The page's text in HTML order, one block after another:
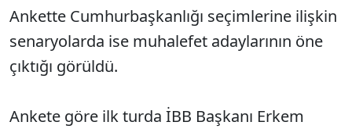
Ankette Cumhurbaşkanlığı seçimlerine ilişkin
senaryolarda ise muhalefet adaylarının öne
çıktığı görüldü.
Ankete göre ilk turda İBB Başkanı Erkem